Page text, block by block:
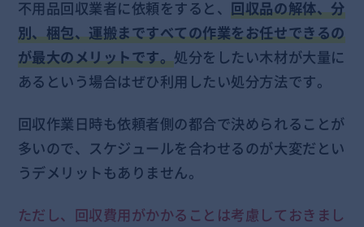
不用品回収業者に依頼をすると、回収品の解体、分
別、梱包、運搬まですべての作業をお任せできるの
が最大のメリットです。処分をしたい木材が大量に
あるという場合はぜひ利用したい処分方法です。
回収作業日時も依頼者側の都合で決められることが
多いので、スケジュールを合わせるのが大変だとい
うデメリットもありません。
ただし、回収費用がかかることは考慮しておきまし